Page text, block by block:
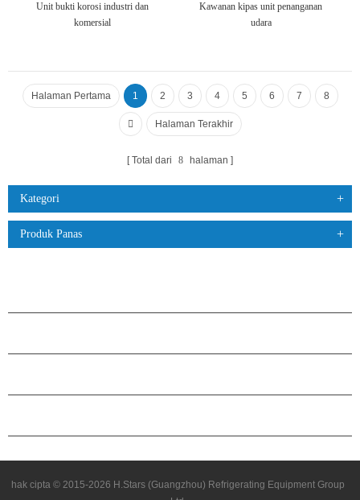
Unit bukti korosi industri dan
komersial
Kawanan kipas unit penanganan
udara
Halaman Pertama 1 2 3 4 5 6 7 8
Halaman Terakhir
Total dari 8 halaman
Kategori
Produk Panas
hak cipta © 2015-2026 H.Stars (Guangzhou) Refrigerating Equipment Group